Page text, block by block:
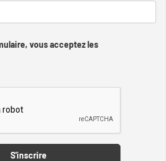
vous acceptez les
S'inscrire